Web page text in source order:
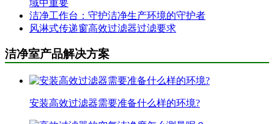
域中重要
洁净工作台：守护洁净生产环境的守护者
风淋式传递窗高效过滤器过滤要求
洁净室产品解决方案
安装高效过滤器需要准备什么样的环境?